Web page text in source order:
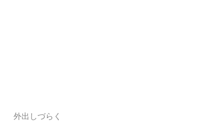
外出しづらく